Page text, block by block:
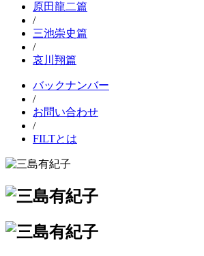
原田龍二篇
/
三池崇史篇
/
哀川翔篇
バックナンバー
/
お問い合わせ
/
FILTとは